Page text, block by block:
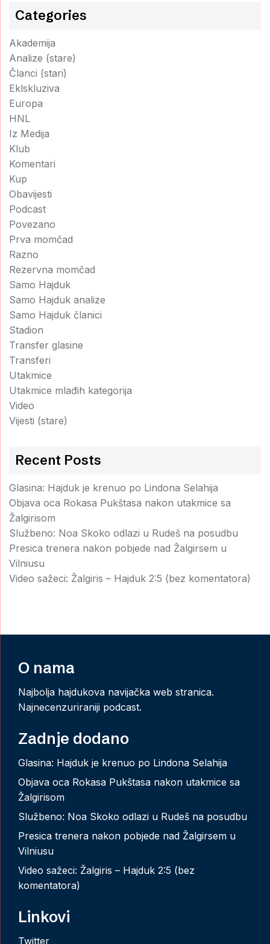
Categories
Akademija
Analize (stare)
Članci (stari)
Eklskluziva
Europa
HNL
Iz Medija
Klub
Komentari
Kup
Obavijesti
Podcast
Povezano
Prva momčad
Razno
Rezervna momčad
Samo Hajduk
Samo Hajduk analize
Samo Hajduk članici
Stadion
Transfer glasine
Transferi
Utakmice
Utakmice mlađih kategorija
Video
Vijesti (stare)
Recent Posts
Glasina: Hajduk je krenuo po Lindona Selahija
Objava oca Rokasa Pukštasa nakon utakmice sa
Žalgirisom
Službeno: Noa Skoko odlazi u Rudeš na posudbu
Presica trenera nakon pobjede nad Žalgirsem u
Vilniusu
Video sažeci: Žalgiris – Hajduk 2:5 (bez komentatora)
O nama
Najbolja hajdukova navijačka web stranica.
Najnecenzuriraniji podcast.
Zadnje dodano
Glasina: Hajduk je krenuo po Lindona Selahija
Objava oca Rokasa Pukštasa nakon utakmice sa
Žalgirisom
Službeno: Noa Skoko odlazi u Rudeš na posudbu
Presica trenera nakon pobjede nad Žalgirsem u
Vilniusu
Video sažeci: Žalgiris – Hajduk 2:5 (bez
komentatora)
Linkovi
Twitter